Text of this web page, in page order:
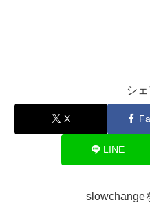
シ
X
LINE
slowchange